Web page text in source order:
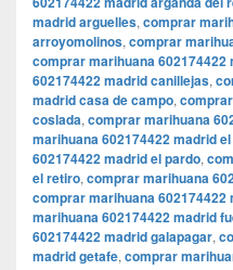
madrid arguelles, comprar
arroyomolinos, comprar
comprar marihuana 602174422
602174422 madrid canillejas,
madrid casa de campo,
coslada, comprar marihuana
marihuana 602174422 madrid
602174422 madrid el pardo,
el retiro, comprar marihuana
comprar marihuana
marihuana 602174422 madrid
602174422 madrid galapagar,
madrid getafe, comprar